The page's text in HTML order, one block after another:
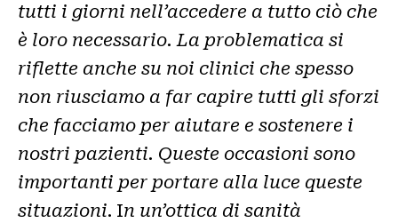
tutti i giorni nell’accedere a tutto ciò che
è loro necessario. La problematica si
riflette anche su noi clinici che spesso
non riusciamo a far capire tutti gli sforzi
che facciamo per aiutare e sostenere i
nostri pazienti. Queste occasioni sono
importanti per portare alla luce queste
situazioni. In un’ottica di sanità